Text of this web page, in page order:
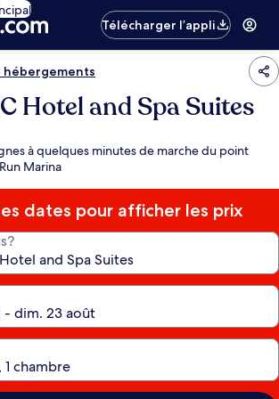
Télécharger l’appli
Hotel and Spa Suites
à quelques minutes de marche du point
Marina
dates pour afficher les prix